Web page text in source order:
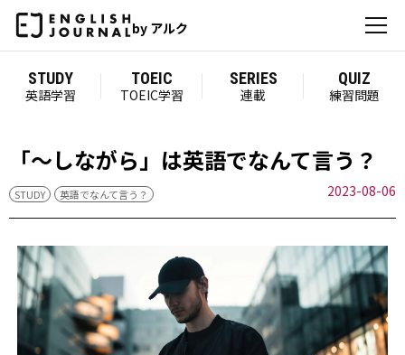
by アルク
STUDY
英語学習
TOEIC
TOEIC学習
SERIES
連載
QUIZ
練習問題
「～しながら」は英語でなんて言う？
STUDY 英語でなんて言う？ 2023-08-06